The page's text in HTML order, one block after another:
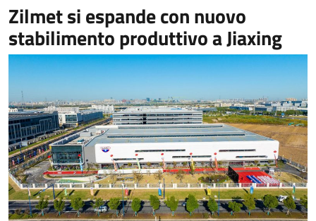
Zilmet si espande con nuovo
stabilimento produttivo a Jiaxing